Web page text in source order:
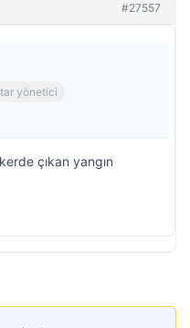
#27557
yönetici
çıkan yangın